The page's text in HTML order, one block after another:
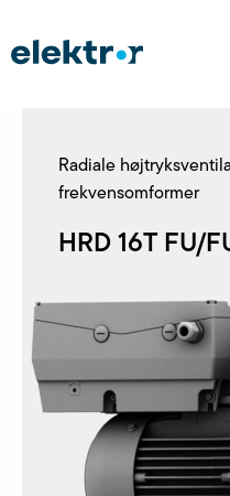
Radiale
frekvensomformer
HRD 16T FU/